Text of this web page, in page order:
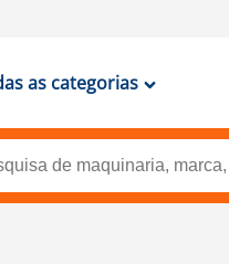
as categorias